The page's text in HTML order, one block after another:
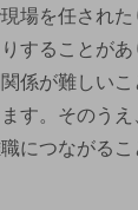
場を任され
することが
係が難しい
す。そのう
につながる